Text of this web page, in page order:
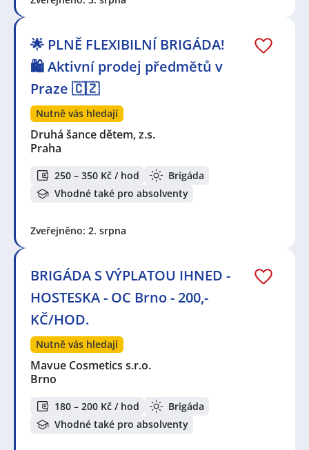
🌟 PLNĚ FLEXIBILNÍ BRIGÁDA!
🛍️ Aktivní prodej předmětů v
Praze 🇨🇿
Nutně vás hledají
Druhá šance dětem, z.s.
Praha
250 – 350 Kč / hod
Brigáda
Vhodné také pro absolventy
Zveřejněno: 2. srpna
BRIGÁDA S VÝPLATOU IHNED -
HOSTESKA - OC Brno - 200,-
KČ/HOD.
Nutně vás hledají
Mavue Cosmetics s.r.o.
Brno
180 – 200 Kč / hod
Brigáda
Vhodné také pro absolventy